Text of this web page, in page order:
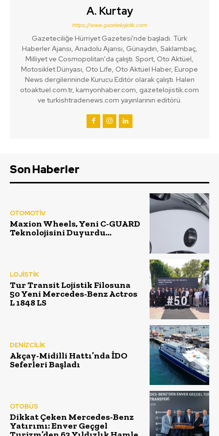
A. Kurtay
https://www.gazetelojistik.com
Gazeteciliğe Hürriyet Gazetesi'nde başladı. Türk
Haberler Ajansı, Anadolu Ajansı, Günaydın, Saklambaç,
Milliyet ve Cosmopolitan'da çalıştı. Sport, Oto Aktüel,
Motosiklet Dünyası, Oto Life, Oto Aktüel Haber, Europe
News dergilerininde Kurucu Editör olarak çalıştı. Halen
otoaktuel.com.tr, kamyonhaber.com, gazetelojistik.com
ve turkishtradenews.com yayınlarının editörü.
Son Haberler
OTOMOTİV
Maxion Wheels, Yeni C-GUARD
Teknolojisini Duyurdu…
LOJİSTİK
Tur Transit Lojistik Filosuna
50 Yeni Mercedes-Benz Actros
L 1848 LS
DENİZCİLİK
Akçay-Midilli Hattı’nda İDO
Seferleri Başladı
OTOBÜS
Dikkat Çeken Mercedes-Benz
Yatırımı: Enver Geçgel